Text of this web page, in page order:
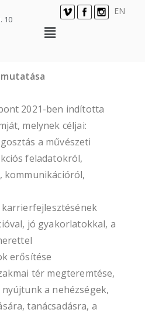
10
EN
2021-ben indította
melynek céljai:
a művészeti
feladatokról,
kommunikációról,
karrierfejlesztésének
jó gyakorlatokkal, a
erősítése
tér megteremtése,
a nehézségek,
tanácsadásra, a